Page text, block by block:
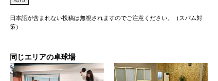
日本語が含まれない投稿は無視されますのでご注意ください。（スパム対
策）
同じエリアの卓球場